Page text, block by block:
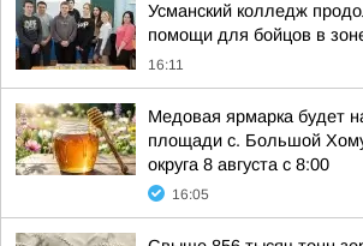
Усманский колледж
помощи для бойцов в
16:11
Медовая ярмарка будет
площади с. Большой
округа 8 августа с 8:00
16:05